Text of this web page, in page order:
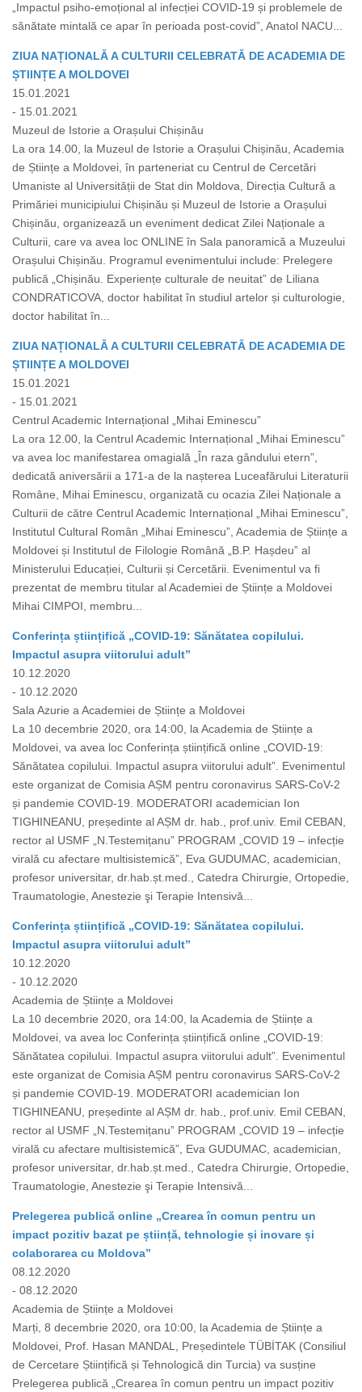
„Impactul psiho-emoțional al infecției COVID-19 și problemele de
sănătate mintală ce apar în perioada post-covid”, Anatol NACU...
ZIUA NAȚIONALĂ A CULTURII CELEBRATĂ DE ACADEMIA DE
ȘTIINȚE A MOLDOVEI
15.01.2021
- 15.01.2021
Muzeul de Istorie a Orașului Chișinău
La ora 14.00, la Muzeul de Istorie a Orașului Chișinău, Academia
de Științe a Moldovei, în parteneriat cu Centrul de Cercetări
Umaniste al Universității de Stat din Moldova, Direcția Cultură a
Primăriei municipiului Chișinău și Muzeul de Istorie a Orașului
Chișinău, organizează un eveniment dedicat Zilei Naționale a
Culturii, care va avea loc ONLINE în Sala panoramică a Muzeului
Orașului Chișinău. Programul evenimentului include: Prelegere
publică „Chișinău. Experiențe culturale de neuitat” de Liliana
CONDRATICOVA, doctor habilitat în studiul artelor și culturologie,
doctor habilitat în...
ZIUA NAȚIONALĂ A CULTURII CELEBRATĂ DE ACADEMIA DE
ȘTIINȚE A MOLDOVEI
15.01.2021
- 15.01.2021
Centrul Academic Internațional „Mihai Eminescu”
La ora 12.00, la Centrul Academic Internațional „Mihai Eminescu”
va avea loc manifestarea omagială „În raza gândului etern”,
dedicată aniversării a 171-a de la nașterea Luceafărului Literaturii
Române, Mihai Eminescu, organizată cu ocazia Zilei Naționale a
Culturii de către Centrul Academic Internațional „Mihai Eminescu”,
Institutul Cultural Român „Mihai Eminescu”, Academia de Științe a
Moldovei și Institutul de Filologie Română „B.P. Hașdeu” al
Ministerului Educației, Culturii și Cercetării. Evenimentul va fi
prezentat de membru titular al Academiei de Științe a Moldovei
Mihai CIMPOI, membru...
Conferința științifică „COVID-19: Sănătatea copilului.
Impactul asupra viitorului adult”
10.12.2020
- 10.12.2020
Sala Azurie a Academiei de Științe a Moldovei
La 10 decembrie 2020, ora 14:00, la Academia de Științe a
Moldovei, va avea loc Conferința științifică online „COVID-19:
Sănătatea copilului. Impactul asupra viitorului adult”. Evenimentul
este organizat de Comisia AȘM pentru coronavirus SARS-CoV-2
și pandemie COVID-19. MODERATORI academician Ion
TIGHINEANU, președinte al AȘM dr. hab., prof.univ. Emil CEBAN,
rector al USMF „N.Testemițanuˮ PROGRAM „COVID 19 – infecție
virală cu afectare multisistemică”, Eva GUDUMAC, academician,
profesor universitar, dr.hab.șt.med., Catedra Chirurgie, Ortopedie,
Traumatologie, Anestezie şi Terapie Intensivă...
Conferința științifică „COVID-19: Sănătatea copilului.
Impactul asupra viitorului adult”
10.12.2020
- 10.12.2020
Academia de Științe a Moldovei
La 10 decembrie 2020, ora 14:00, la Academia de Științe a
Moldovei, va avea loc Conferința științifică online „COVID-19:
Sănătatea copilului. Impactul asupra viitorului adult”. Evenimentul
este organizat de Comisia AȘM pentru coronavirus SARS-CoV-2
și pandemie COVID-19. MODERATORI academician Ion
TIGHINEANU, președinte al AȘM dr. hab., prof.univ. Emil CEBAN,
rector al USMF „N.Testemițanuˮ PROGRAM „COVID 19 – infecție
virală cu afectare multisistemică”, Eva GUDUMAC, academician,
profesor universitar, dr.hab.șt.med., Catedra Chirurgie, Ortopedie,
Traumatologie, Anestezie şi Terapie Intensivă...
Prelegerea publică online „Crearea în comun pentru un
impact pozitiv bazat pe știință, tehnologie și inovare și
colaborarea cu Moldova”
08.12.2020
- 08.12.2020
Academia de Științe a Moldovei
Marți, 8 decembrie 2020, ora 10:00, la Academia de Științe a
Moldovei, Prof. Hasan MANDAL, Președintele TÜBİTAK (Consiliul
de Cercetare Științifică și Tehnologică din Turcia) va susține
Prelegerea publică „Crearea în comun pentru un impact pozitiv